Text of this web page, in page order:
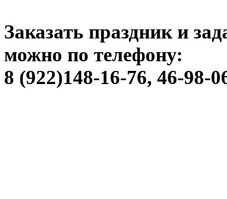
Заказать праздник и
можно по телефону:
8 (922)148-16-76, 46-98-